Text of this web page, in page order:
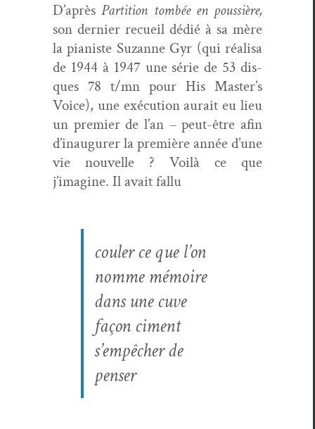
D’aprèsPar­ti­tion tombée en pous­sière,
son dernier recueil dédié à sa mère
la pianiste Suzanne Gyr (qui réal­isa
de 1944 à 1947 une série de 53 dis­
ques 78 t/mn pour His Master’s
Voice), une exé­cu­tion aurait eu lieu
un pre­mier de l’an – peut-être afin
d’inaugurer la pre­mière année d’une
vie nou­velle ? Voilà ce que
j’imagine. Il avait fallu
couler ce que l’on
nomme mémoire
dans une cuve
façon ciment
s’empêcher de
penser